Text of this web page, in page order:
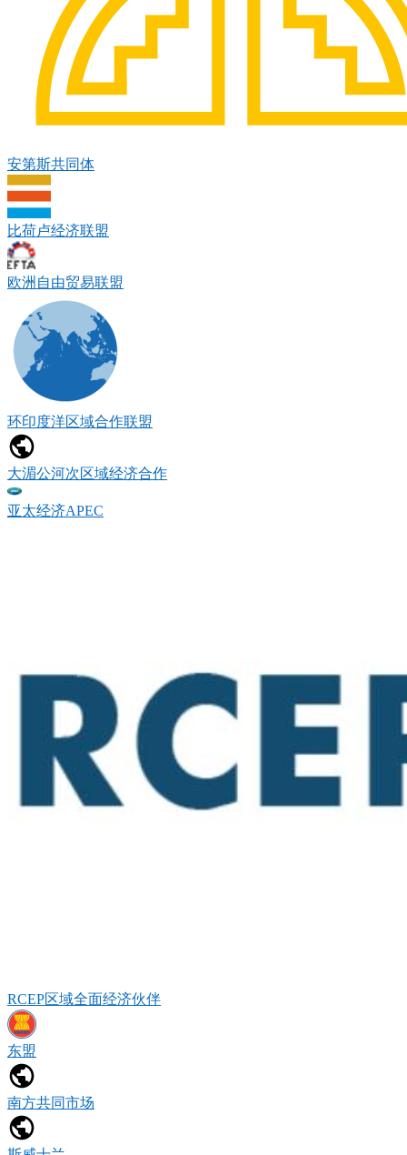
安第斯共同体
比荷卢经济联盟
欧洲自由贸易联盟
环印度洋区域合作联盟
大湄公河次区域经济合作
亚太经济APEC
RCEP区域全面经济伙伴
东盟
南方共同市场